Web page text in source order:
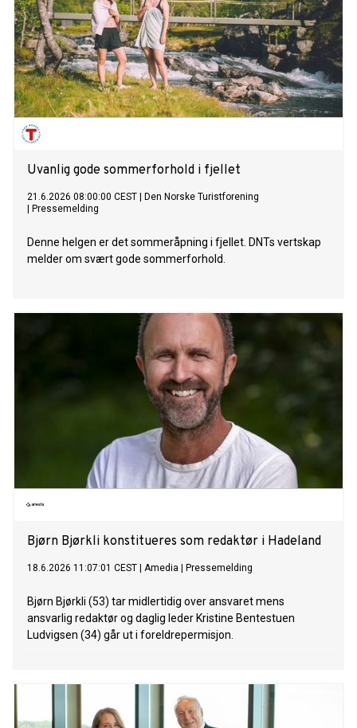
Uvanlig gode sommerforhold i fjellet
21.6.2026 08:00:00 CEST
Den Norske Turistforening
Pressemelding
Denne helgen er det sommeråpning i fjellet. DNTs vertskap
melder om svært gode sommerforhold.
Bjørn Bjørkli konstitueres som redaktør i Hadeland
18.6.2026 11:07:01 CEST Amedia Pressemelding
Bjørn Bjørkli (53) tar midlertidig over ansvaret mens
ansvarlig redaktør og daglig leder Kristine Bentestuen
Ludvigsen (34) går ut i foreldrepermisjon.